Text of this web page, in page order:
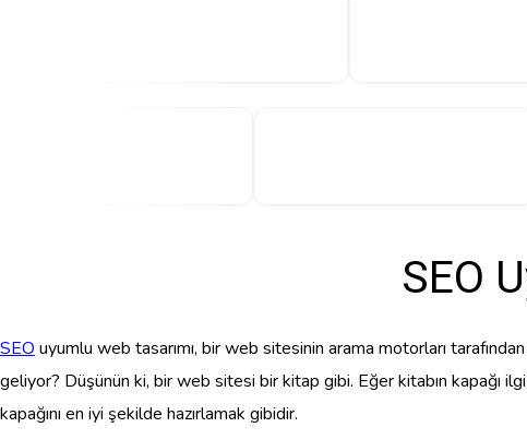
SEO
SEO uyumlu web tasarımı, bir web sitesinin arama motorları
geliyor? Düşünün ki, bir web sitesi bir kitap gibi. Eğer kitabın kapağı
kapağını en iyi şekilde hazırlamak gibidir.